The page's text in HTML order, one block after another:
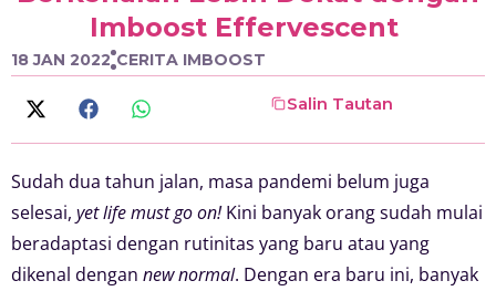
Imboost Effervescent
18 JAN 2022 CERITA IMBOOST
Salin Tautan
Sudah dua tahun jalan, masa pandemi belum juga
selesai, yet life must go on!Kini banyak orang sudah mulai
beradaptasi dengan rutinitas yang baru atau yang
dikenal dengan new normal. Dengan era baru ini, banyak